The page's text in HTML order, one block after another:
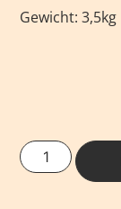
Gewicht: 3,5kg